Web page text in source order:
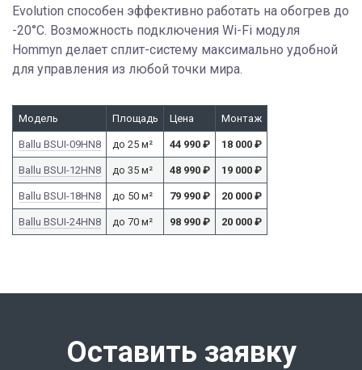
Evolution способен эффективно работать на обогрев до
-20°С. Возможность подключения Wi-Fi модуля
Hommyn делает сплит-систему максимально удобной
для управления из любой точки мира.
Модель Площадь Цена Монтаж
Ballu BSUI-09HN8 до 25 м² 44 990 ₽ 18 000 ₽
Ballu BSUI-12HN8 до 35 м² 48 990 ₽ 19 000 ₽
Ballu BSUI-18HN8 до 50 м² 79 990 ₽ 20 000 ₽
Ballu BSUI-24HN8 до 70 м² 98 990 ₽ 20 000 ₽
Оставить заявку